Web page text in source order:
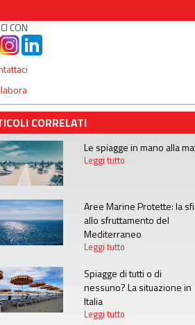
CON
CORRELATI
Le spiagge in mano alla
Leggi tutto
Aree Marine Protette: la
allo sfruttamento del
Mediterraneo
Leggi tutto
Spiagge di tutti o di
nessuno? La situazione in
Italia
Leggi tutto